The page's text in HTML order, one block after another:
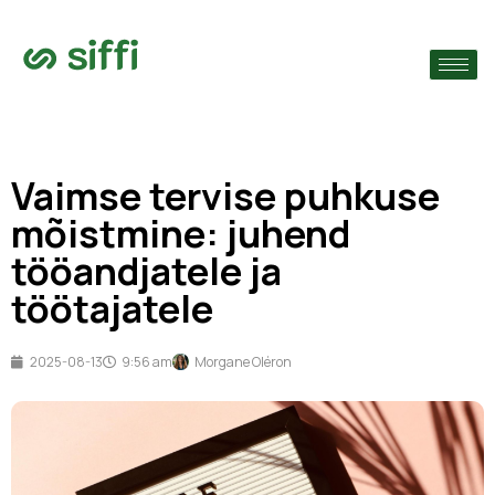
›
Vaimse tervise puhkuse
mõistmine: juhend
tööandjatele ja
töötajatele
2025-08-13 9:56 am Morgane Oléron